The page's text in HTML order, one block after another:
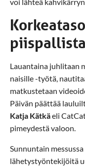
Lauantaina juhlitaan
naisille -työtä,
matkustetaan
Päivän päättää
Katja Kätkäeli
pimeydestä valoon.
Sunnuntain
lähetystyöntekijöitä